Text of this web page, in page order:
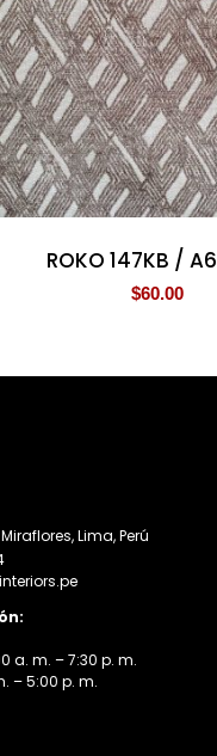
ROKO 147KB /
$60.00
Lima, Perú
a. m. – 7:30 p. m.
– 5:00 p. m.